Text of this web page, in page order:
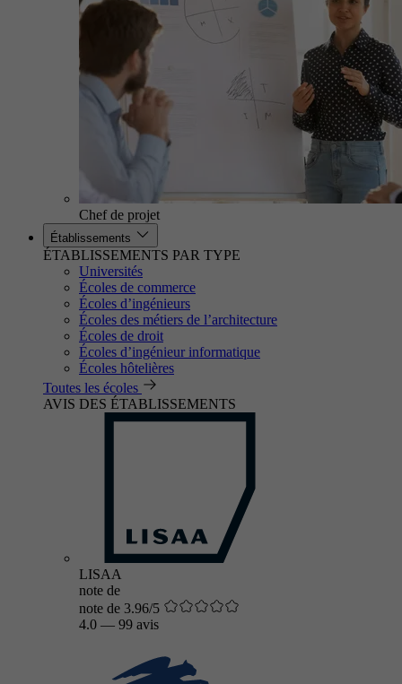
Chef de projet
Établissements
ÉTABLISSEMENTS PAR TYPE
Universités
Écoles de commerce
Écoles d’ingénieurs
Écoles des métiers de l’architecture
Écoles de droit
Écoles d’ingénieur informatique
Écoles hôtelières
Toutes les écoles
AVIS DES ÉTABLISSEMENTS
LISAA
note de
note de 3.96/5
4.0 — 99 avis